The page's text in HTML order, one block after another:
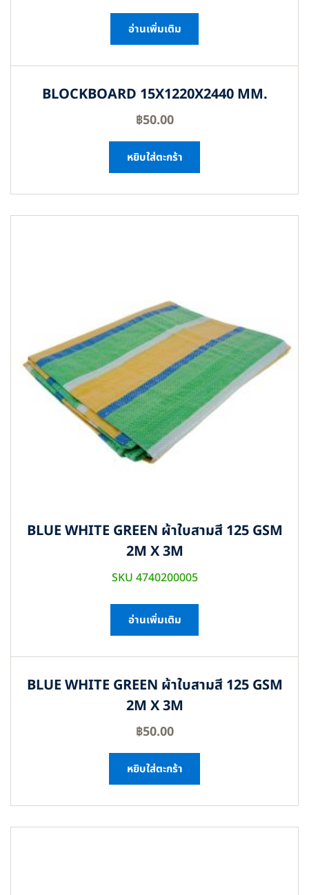
อ่านเพิ่มเติม
BLOCKBOARD 15X1220X2440 MM.
฿50.00
หยิบใส่ตะกร้า
BLUE WHITE GREEN ผ้าใบสามสี 125 GSM
2M X 3M
SKU 4740200005
อ่านเพิ่มเติม
BLUE WHITE GREEN ผ้าใบสามสี 125 GSM
2M X 3M
฿50.00
หยิบใส่ตะกร้า